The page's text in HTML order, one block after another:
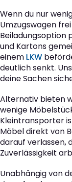
Wenn du nur
Umzugswagen
Beiladungsoption
und Kartons
einem LKW
deutlich senkt.
deine Sachen
Alternativ bieten
wenige
Kleintransporter
Möbel direkt von
darauf verlassen,
Zuverlässigkeit
Unabhängig von